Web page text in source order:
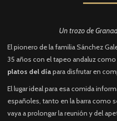
Un trozo de
El pionero de la familia Sánchez
35 años con el tapeo andaluz como
platos del díapara disfrutar en
El lugar ideal para esa comida
españoles, tanto en la barra como
vaya a prolongar la reunión y del